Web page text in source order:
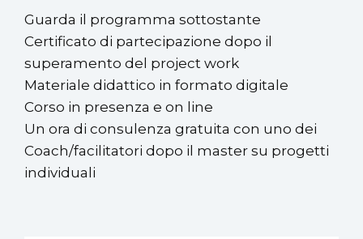
Guarda il programma sottostante
Certificato di partecipazione dopo il
superamento del project work
Materiale didattico in formato digitale
Corso in presenza e on line
Un ora di consulenza gratuita con uno dei
Coach/facilitatori dopo il master su progetti
individuali